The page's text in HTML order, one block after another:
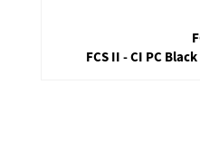
FCS II - CI PC